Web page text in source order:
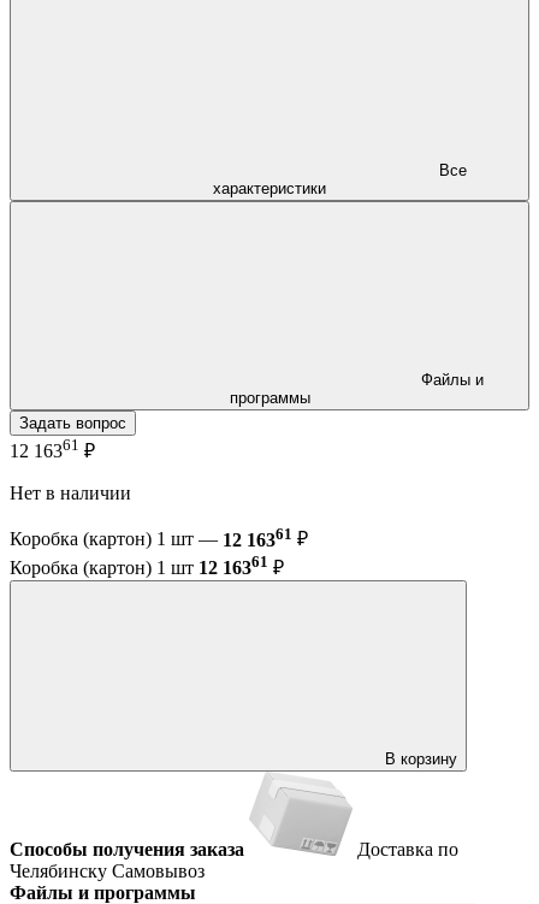
характеристики
программы
Задать вопрос
12 16361 ₽
Нет в наличии
Коробка (картон) 1 шт — 12 16361 ₽
Коробка (картон) 1 шт 12 16361 ₽
В корзину
Способы получения заказа
Доставка по
Челябинску Самовывоз
Файлы и программы